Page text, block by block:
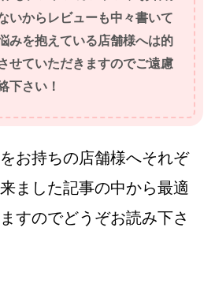
いからレビューも中々書いて
みを抱えている店舗様へは的
せていただきますのでご遠慮
下さい！
お持ちの店舗様へそれぞ
ました記事の中から最適
すのでどうぞお読み下さ